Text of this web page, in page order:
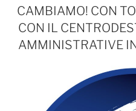
IL
CAMBIAMO! CON
CON IL
AMMINISTRATIVE